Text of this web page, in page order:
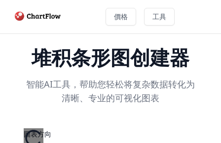
價格 工具
堆积条形图创建器
智能AI工具，帮助您轻松将复杂数据转化为
清晰、专业的可视化图表
圖表方向